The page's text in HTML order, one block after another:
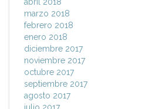
marzo 2018
febrero 2018
enero 2018
diciembre 2017
noviembre 2017
octubre 2017
septiembre 2017
agosto 2017
julio 2017